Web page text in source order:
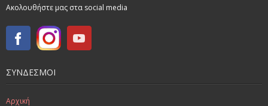
Ακολουθήστε μας στα social media
ΣΥΝΔΕΣΜΟΙ
Αρχική